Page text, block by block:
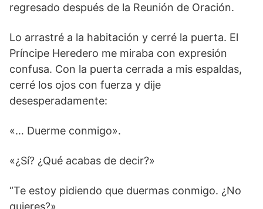
regresado después de la Reunión de Oración.
Lo arrastré a la habitación y cerré la puerta. El
Príncipe Heredero me miraba con expresión
confusa. Con la puerta cerrada a mis espaldas,
cerré los ojos con fuerza y ​​dije
desesperadamente:
«… Duerme conmigo».
«¿Sí? ¿Qué acabas de decir?»
“Te estoy pidiendo que duermas conmigo. ¿No
quieres?»